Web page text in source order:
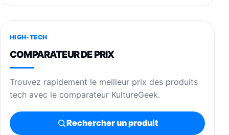
HIGH-TECH
COMPARATEUR DE PRIX
Trouvez rapidement le meilleur prix des produits
tech avec le comparateur KultureGeek.
Rechercher un produit